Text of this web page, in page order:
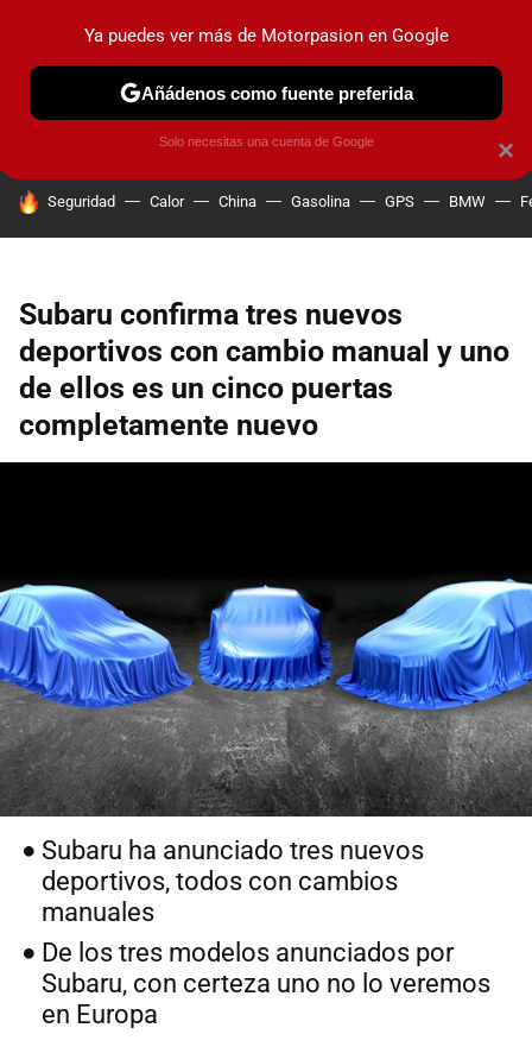
PRUEBAS COCHES ELÉCTRICOS OBSERVATORIO
HOY SE HABLA DE
Seguridad Calor China Gasolina GPS BMW
Subaru confirma tres nuevos
deportivos con cambio manual y uno
de ellos es un cinco puertas
completamente nuevo
Subaru ha anunciado tres nuevos
deportivos, todos con cambios
manuales
De los tres modelos anunciados por
Subaru, con certeza uno no lo veremos
en Europa
×
Ya puedes ver más de Motorpasion en Google
Añádenos como fuente preferida
Solo necesitas una cuenta de Google